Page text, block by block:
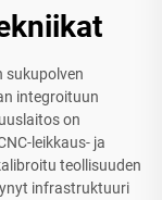
sukupolven
integroituun
on
leikkaus- ja
teollisuuden
infrastruktuuri